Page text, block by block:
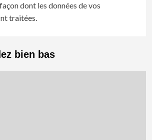
dont les données de vos
traitées.
bien bas